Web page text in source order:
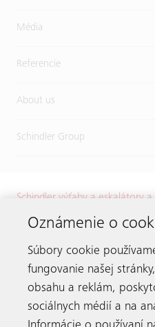
Média
Referencie
About us
Schindler Group
Schindler výťahy a eskalátory
821 08 Bratislava
Tel.:+421 2 32 72 41 11
E-mail:info.sk@schindler.com
Oznámenie o
Súbory cookie
fungovanie našej
obsahu a reklám,
sociálnych médií a na